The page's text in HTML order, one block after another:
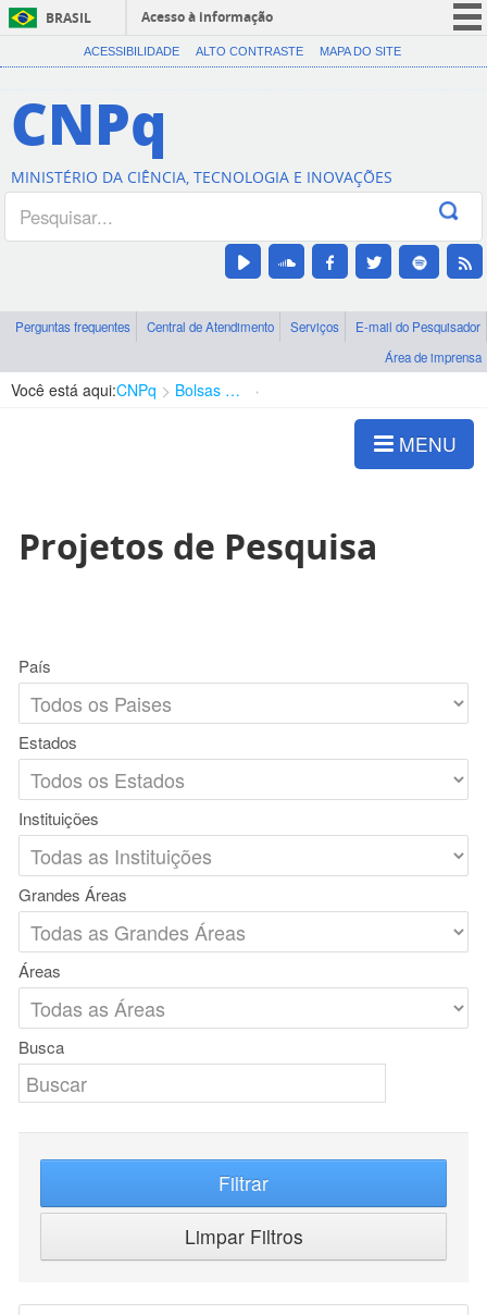
BRASIL
Acesso à informação
CORONAVÍRUS (COVID-19)
Canais
ACESSIBILIDADE ALTO CONTRASTE MAPA DO SITE
CNPq
MINISTÉRIO DA CIÊNCIA, TECNOLOGIA E INOVAÇÕES
Perguntas frequentes Central de Atendimento Serviços
E-mail do Pesquisador
Área de imprensa
Você está aqui:CNPq Bolsas e Auxílios Vigentes
MENU
Projetos de Pesquisa
País
Estados
Instituições
Grandes Áreas
Áreas
Busca
Filtrar
Limpar Filtros